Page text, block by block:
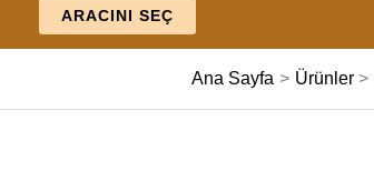
ARACINI SEÇ
Ana Sayfa Ürünler